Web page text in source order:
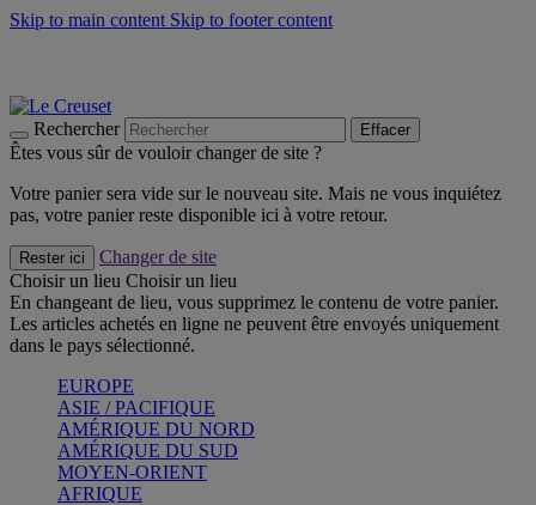
Skip to main content Skip to footer content
Rechercher Effacer
Êtes vous sûr de vouloir changer de site ?
Votre panier sera vide sur le nouveau site. Mais ne vous inquiétez
pas, votre panier reste disponible ici à votre retour.
Rester ici
Changer de site
Choisir un lieu Choisir un lieu
En changeant de lieu, vous supprimez le contenu de votre panier.
Les articles achetés en ligne ne peuvent être envoyés uniquement
dans le pays sélectionné.
EUROPE
ASIE / PACIFIQUE
AMÉRIQUE DU NORD
AMÉRIQUE DU SUD
MOYEN-ORIENT
AFRIQUE